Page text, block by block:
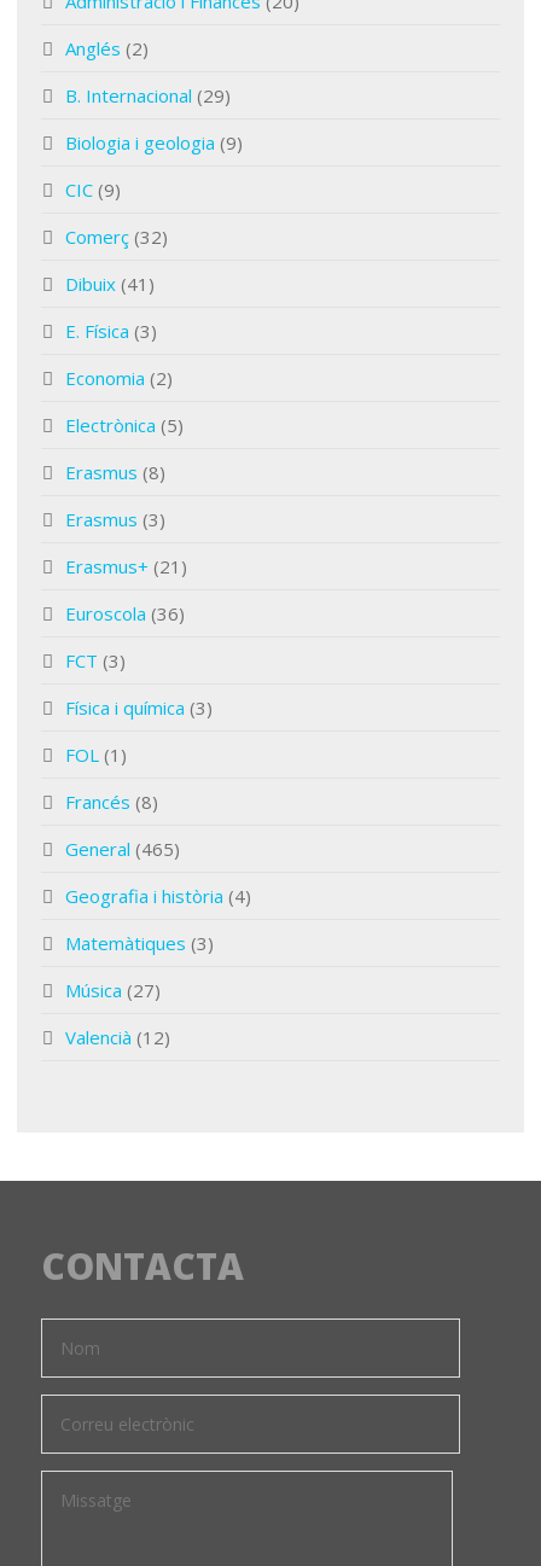
Anglés (2)
B. Internacional (29)
Biologia i geologia (9)
CIC (9)
Comerç (32)
Dibuix (41)
E. Física (3)
Economia (2)
Electrònica (5)
Erasmus (8)
Erasmus (3)
Erasmus+ (21)
Euroscola (36)
FCT (3)
Física i química (3)
FOL (1)
Francés (8)
General (465)
Geografia i història (4)
Matemàtiques (3)
Música (27)
Valencià (12)
CONTACTA